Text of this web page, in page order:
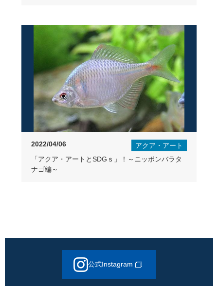
2022/04/06
アクア・アート
「アクア・アートとSDGｓ」！～ニッポンバラタ
ナゴ編～
公式Instagram